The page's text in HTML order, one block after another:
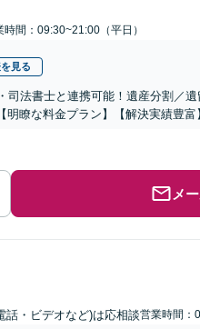
時間：09:30~21:00（平日）
見る
司法書士と連携可能！遺産分割／
瞭な料金プラン】【解決実績豊富
メ
話・ビデオなど)は応相談営業時間：